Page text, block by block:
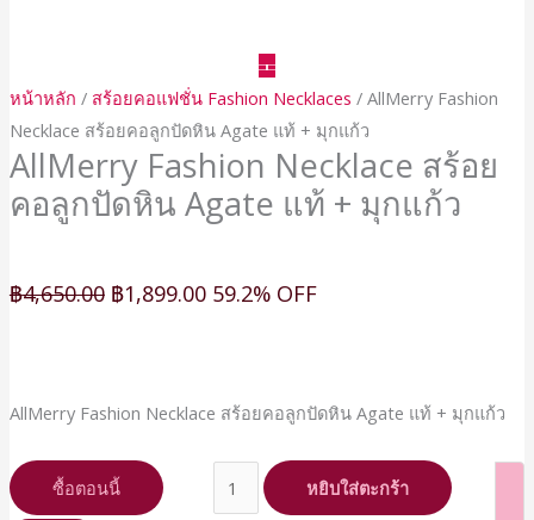
หน้าหลัก / สร้อยคอแฟชั่น Fashion Necklaces / AllMerry Fashion
Necklace สร้อยคอลูกปัดหิน Agate แท้ + มุกแก้ว
AllMerry Fashion Necklace สร้อย
คอลูกปัดหิน Agate แท้ + มุกแก้ว
฿4,650.00 ฿1,899.00 59.2% OFF
AllMerry Fashion Necklace สร้อยคอลูกปัดหิน Agate แท้ + มุกแก้ว
ซื้อตอนนี้
แท้
+
มุก
แก้ว
หยิบใส่ตะกร้า